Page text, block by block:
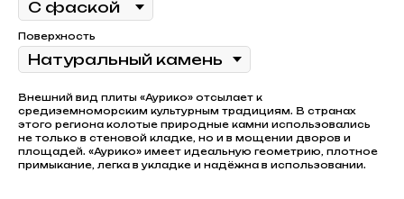
Поверхность
Внешний вид плиты «Аурико» отсылает к
средиземноморским культурным традициям. В странах
этого региона колотые природные камни использовались
не только в стеновой кладке, но и в мощении дворов и
площадей. «Аурико» имеет идеальную геометрию, плотное
примыкание, легка в укладке и надёжна в использовании.